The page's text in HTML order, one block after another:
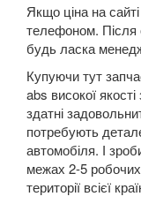
Kuga Mk1
Kuga Mk2
Mondeo Mk3
Mondeo Mk4
Mondeo Mk5
Mustang V
Якщо ціна на
телефоном. Після
будь ласка
Купуючи тут
abs високої
здатні
потребують
автомобіля. І
межах 2-5
території всієї